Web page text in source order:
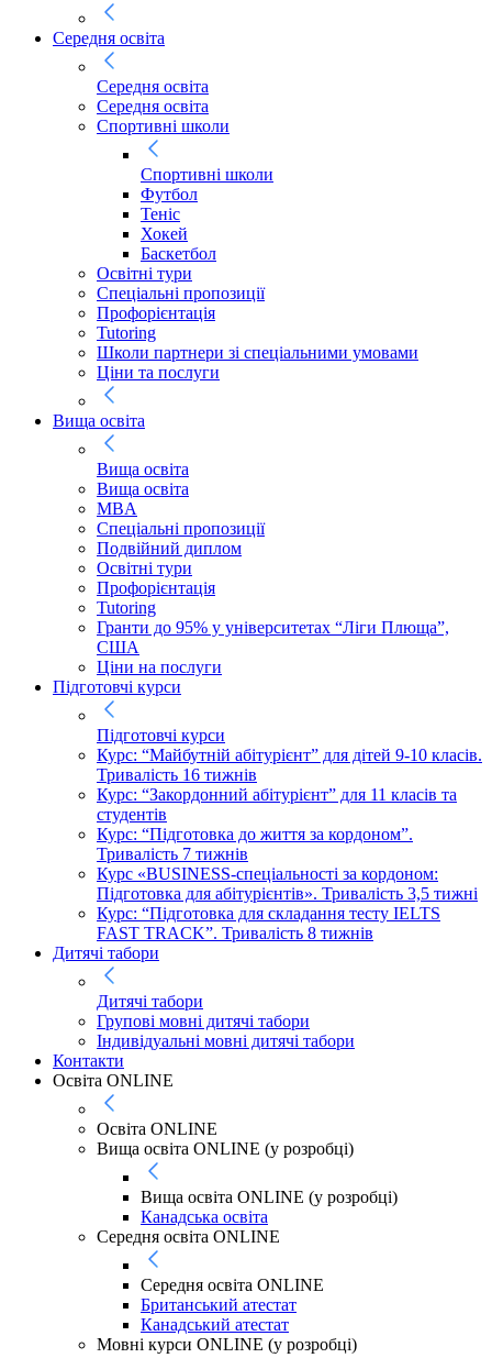
Середня освіта
Середня освіта
Середня освіта
Спортивні школи
Спортивні школи
Футбол
Теніс
Хокей
Баскетбол
Освітні тури
Спеціальні пропозиції
Профорієнтація
Tutoring
Школи партнери зі спеціальними умовами
Ціни та послуги
Вища освіта
Вища освіта
Вища освіта
MBA
Спеціальні пропозиції
Подвійний диплом
Освітні тури
Профорієнтація
Tutoring
Гранти до 95% у університетах “Ліги Плюща”,
США
Ціни на послуги
Підготовчі курси
Підготовчі курси
Курс: “Майбутній абітурієнт” для дітей 9-10 класів.
Тривалість 16 тижнів
Курс: “Закордонний абітурієнт” для 11 класів та
студентів
Курс: “Підготовка до життя за кордоном”.
Тривалість 7 тижнів
Курс «BUSINESS-спеціальності за кордоном:
Підготовка для абітурієнтів». Тривалість 3,5 тижні
Курс: “Підготовка для складання тесту IELTS
FAST TRACK”. Тривалість 8 тижнів
Дитячі табори
Дитячі табори
Групові мовні дитячі табори
Індивідуальні мовні дитячі табори
Контакти
Освіта ONLINE
Освіта ONLINE
Вища освіта ONLINE (у розробці)
Вища освіта ONLINE (у розробці)
Канадська освіта
Середня освіта ONLINE
Середня освіта ONLINE
Британський атестат
Канадський атестат
Мовні курси ONLINE (у розробці)